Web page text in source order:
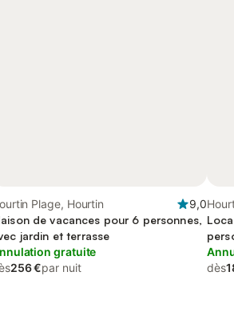
Plage, Hourtin
9,0
de vacances pour 6 personnes,
jardin et terrasse
gratuite
256 €par nuit
dès